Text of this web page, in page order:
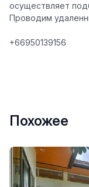
осуществляет
Проводим
+66950139156
Похожее